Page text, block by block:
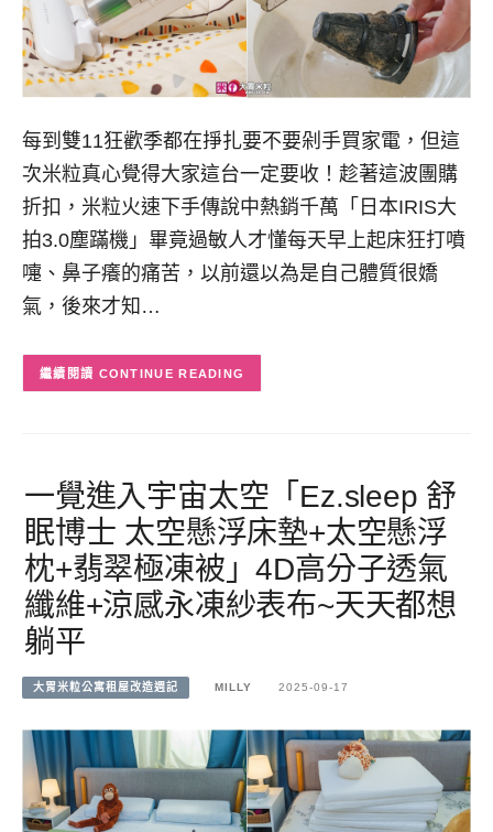
每到雙11狂歡季都在掙扎要不要剁手買家電，但這
次米粒真心覺得大家這台一定要收！趁著這波團購
折扣，米粒火速下手傳說中熱銷千萬「日本IRIS大
拍3.0塵蹣機」畢竟過敏人才懂每天早上起床狂打噴
嚏、鼻子癢的痛苦，以前還以為是自己體質很嬌
氣，後來才知…
CONTINUE READING
一覺進入宇宙太空「Ez.sleep 舒
眠博士 太空懸浮床墊+太空懸浮
枕+翡翠極凍被」4D高分子透氣
纖維+涼感永凍紗表布~天天都想
躺平
大胃米粒公寓租屋改造週記 MILLY 2025-09-17